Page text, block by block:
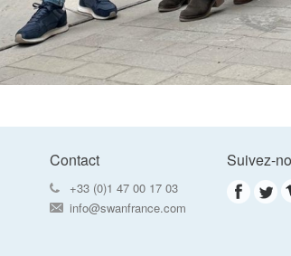
Contact
+33 (0)1 47 00 17 03
info@swanfrance.com
Suivez-